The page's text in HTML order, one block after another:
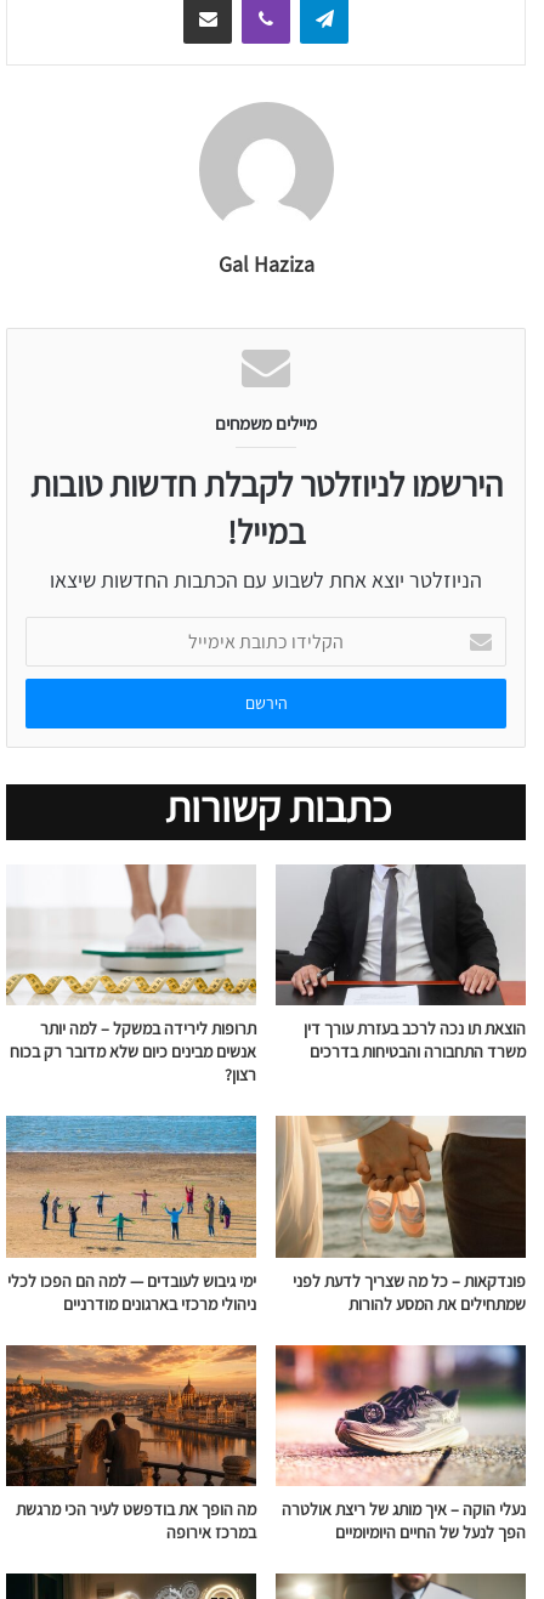
Gal Haziza
מיילים משמחים
הירשמו לניוזלטר לקבלת חדשות טובות
במייל!
הניוזלטר יוצא אחת לשבוע עם הכתבות החדשות שיצאו
הקלידו
כתובת
אימייל
כתבות קשורות
הוצאת תו נכה לרכב בעזרת עורך דין
משרד התחבורה והבטיחות בדרכים
תרופות לירידה במשקל – למה יותר
אנשים מבינים כיום שלא מדובר רק בכוח
רצון?
פונדקאות – כל מה שצריך לדעת לפני
שמתחילים את המסע להורות
ימי גיבוש לעובדים — למה הם הפכו לכלי
ניהולי מרכזי בארגונים מודרניים
נעלי הוקה – איך מותג של ריצת אולטרה
הפך לנעל של החיים היומיומיים
מה הופך את בודפשט לעיר הכי מרגשת
במרכז אירופה